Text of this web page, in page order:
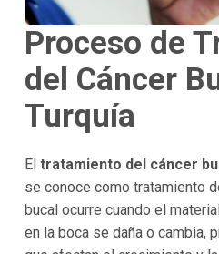
Proceso de
del Cáncer
Turquía
El tratamiento del cáncer
se conoce como tratamiento
bucal ocurre cuando el
en la boca se daña o cambia,